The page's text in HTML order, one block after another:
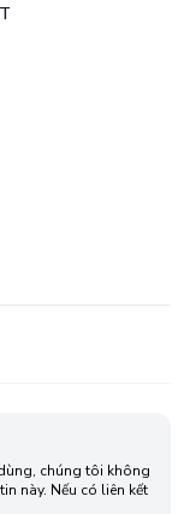
chúng tôi không
này. Nếu có liên kết